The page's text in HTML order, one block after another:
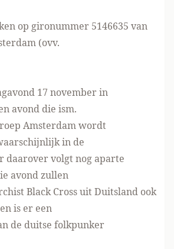
op gironummer 5146635 van
(ovv.
17 november in
avond die ism.
Amsterdam wordt
in de
daarover volgt nog aparte
avond zullen
Black Cross uit Duitsland ook
is er een
de duitse folkpunker